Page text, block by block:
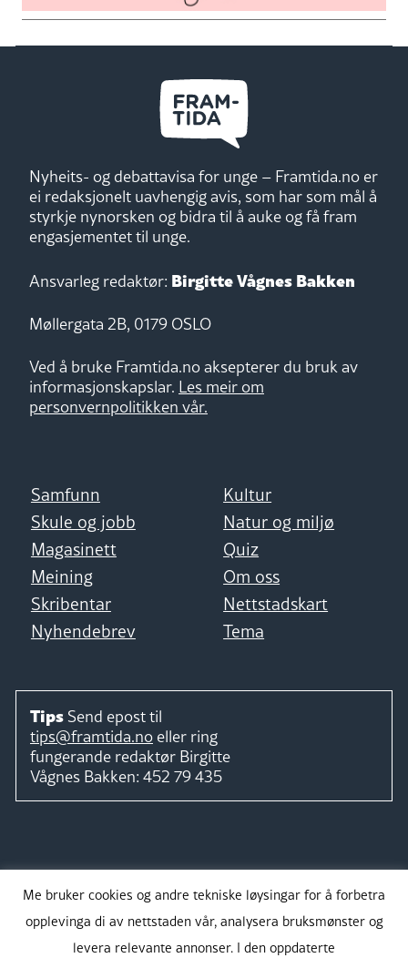
Nyheits- og debattavisa for unge – Framtida.no er
ei redaksjonelt uavhengig avis, som har som mål å
styrkje nynorsken og bidra til å auke og få fram
engasjementet til unge.
Ansvarleg redaktør: Birgitte Vågnes Bakken
Møllergata 2B, 0179 OSLO
Ved å bruke Framtida.no aksepterer du bruk av
informasjonskapslar. Les meir om
personvernpolitikken vår.
Samfunn
Kultur
Skule og jobb
Natur og miljø
Magasinett
Quiz
Meining
Om oss
Skribentar
Nettstadskart
Nyhendebrev
Tema
Tips Send epost til
tips@framtida.no eller ring
fungerande redaktør Birgitte
Vågnes Bakken: 452 79 435
Me bruker cookies og andre tekniske løysingar for å forbetra
opplevinga di av nettstaden vår, analysera bruksmønster og
levera relevante annonser. I den oppdaterte